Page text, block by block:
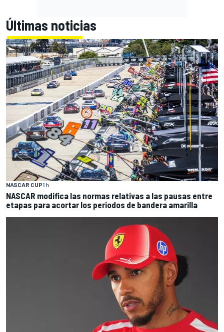
Últimas noticias
NASCAR CUP1 h
NASCAR modifica las normas relativas a las pausas entre
etapas para acortar los periodos de bandera amarilla